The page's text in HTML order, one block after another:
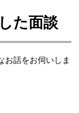
た面談
お話をお伺いしま